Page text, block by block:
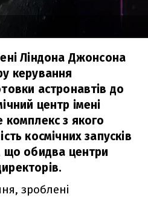
Ліндона Джонсона
керування
астронавтів до
центр імені
з якого
космічних запусків
що обидва центри
зроблені